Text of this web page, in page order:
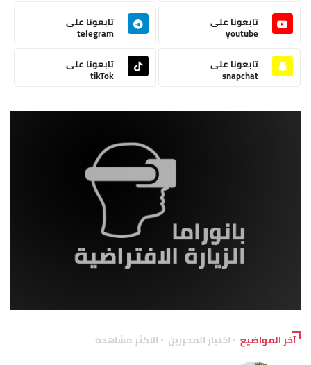
تابعونا على
youtube
تابعونا على
telegram
تابعونا على
snapchat
تابعونا على
tikTok
آخر المواضيع اختيار المحررين الاكثر مشاهدة